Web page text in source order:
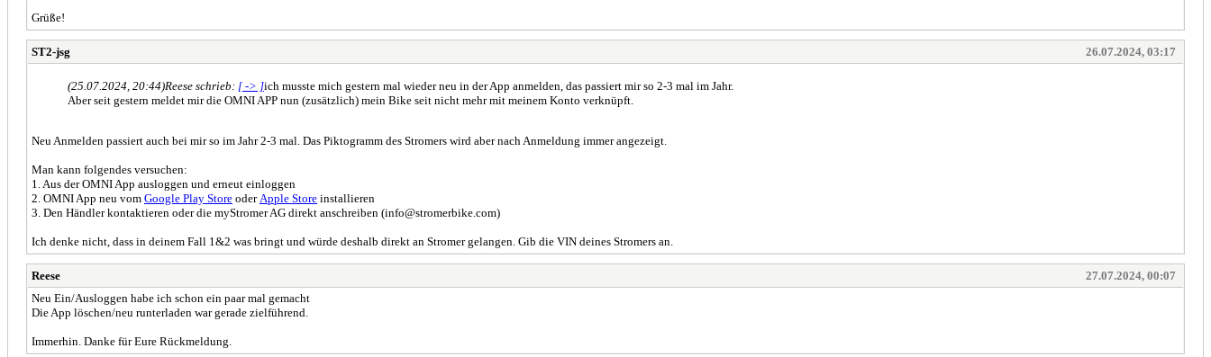
Grüße!
ST2-jsg 26.07.2024, 03:17
(25.07.2024, 20:44)Reese schrieb: [ -> ]ich musste mich gestern mal wieder neu in der App anmelden, das passiert mir so 2-3 mal im Jahr.
Aber seit gestern meldet mir die OMNI APP nun (zusätzlich) mein Bike seit nicht mehr mit meinem Konto verknüpft.
Neu Anmelden passiert auch bei mir so im Jahr 2-3 mal. Das Piktogramm des Stromers wird aber nach Anmeldung immer angezeigt.
Man kann folgendes versuchen:
1. Aus der OMNI App ausloggen und erneut einloggen
2. OMNI App neu vom Google Play Store oder Apple Store installieren
3. Den Händler kontaktieren oder die myStromer AG direkt anschreiben (info@stromerbike.com)
Ich denke nicht, dass in deinem Fall 1&2 was bringt und würde deshalb direkt an Stromer gelangen. Gib die VIN deines Stromers an.
Reese
27.07.2024, 00:07
Neu Ein/Ausloggen habe ich schon ein paar mal gemacht
Die App löschen/neu runterladen war gerade zielführend.
Immerhin. Danke für Eure Rückmeldung.